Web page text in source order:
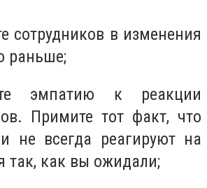
сотрудников в изменения
раньше;
эмпатию к реакции
Примите тот факт, что
не всегда реагируют на
так, как вы ожидали;